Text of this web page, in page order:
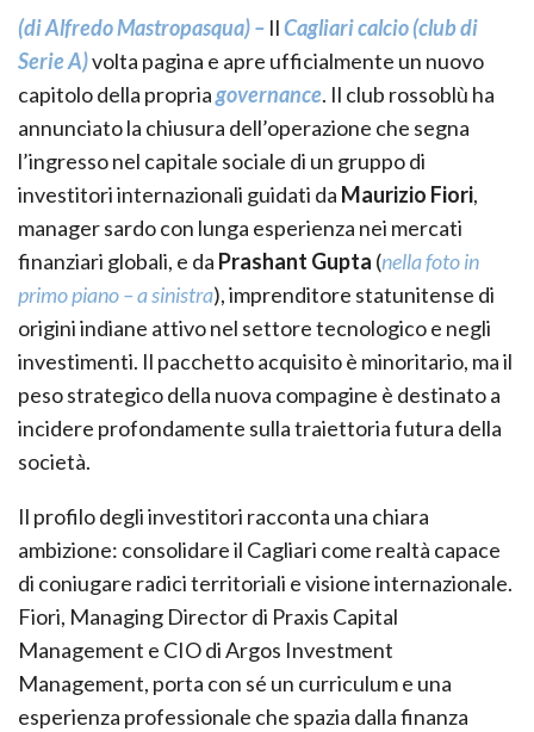
(di Alfredo Mastropasqua) – IlCagliari calcio (club di
Serie A)volta pagina e apre ufficialmente un nuovo
capitolo della propriagovernance. Il club rossoblù ha
annunciato la chiusura dell’operazione che segna
l’ingresso nel capitale sociale di un gruppo di
investitori internazionali guidati da Maurizio Fiori,
manager sardo con lunga esperienza nei mercati
finanziari globali, e da Prashant Gupta (nella foto in
primo piano – a sinistra), imprenditore statunitense di
origini indiane attivo nel settore tecnologico e negli
investimenti. Il pacchetto acquisito è minoritario, ma il
peso strategico della nuova compagine è destinato a
incidere profondamente sulla traiettoria futura della
società.
Il profilo degli investitori racconta una chiara
ambizione: consolidare il Cagliari come realtà capace
di coniugare radici territoriali e visione internazionale.
Fiori, Managing Director di Praxis Capital
Management e CIO di Argos Investment
Management, porta con sé un curriculum e una
esperienza professionale che spazia dalla finanza